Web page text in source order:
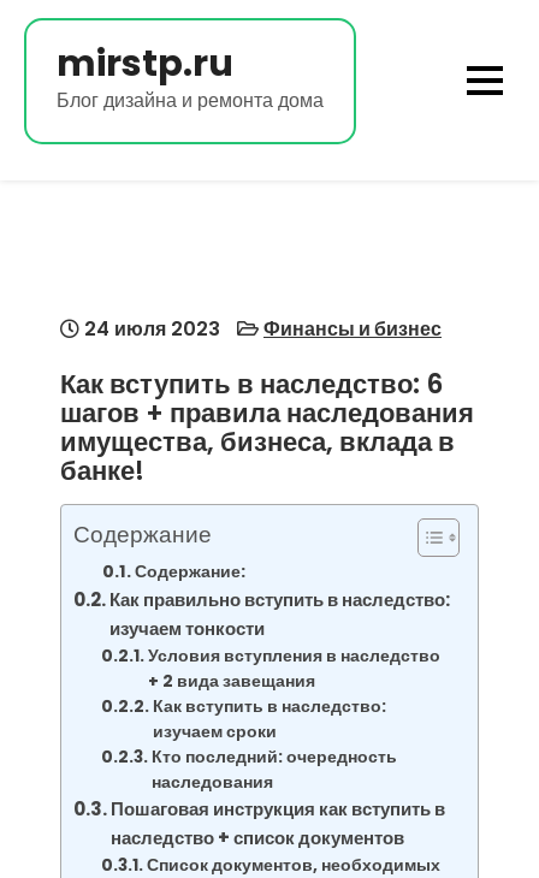
Перейти
содержимомуmirstp.ru
Блог дизайна и ремонта дома
24 июля 2023 Финансы и бизнес
Как вступить в наследство: 6
шагов + правила наследования
имущества, бизнеса, вклада в
банке!
Содержание
Содержание:
Как правильно вступить в наследство:
изучаем тонкости
Условия вступления в наследство
+ 2 вида завещания
Как вступить в наследство:
изучаем сроки
Кто последний: очередность
наследования
Пошаговая инструкция как вступить в
наследство + список документов
Список документов, необходимых